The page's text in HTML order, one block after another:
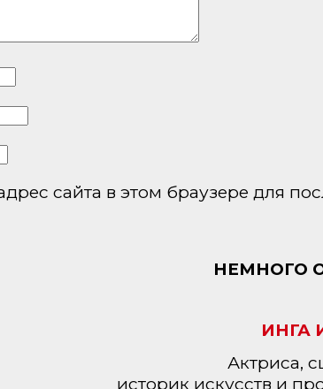
сайта в этом браузере для
НЕМНОГО
ИНГА
Актриса,
историк искусств и